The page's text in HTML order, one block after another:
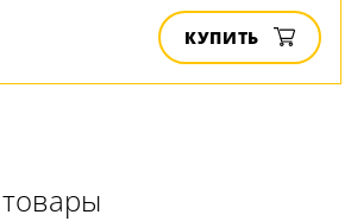
КУПИТЬ